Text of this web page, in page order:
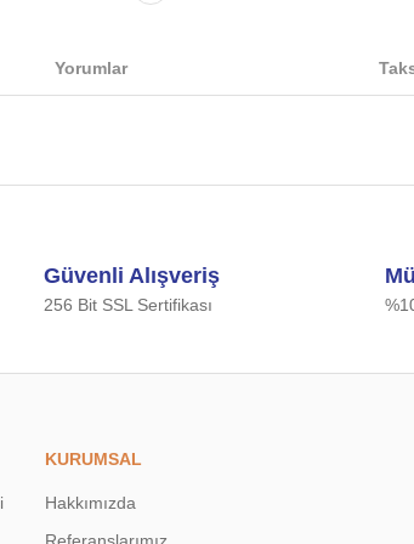
Yorumlar
konularda yetersiz gördüğünüz noktaları öneri
Güvenli Alışveriş
256 Bit SSL Sertifikası
KURUMSAL
Hakkımızda